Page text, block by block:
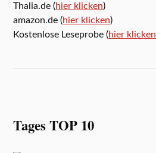
Thalia.de (hier klicken)
amazon.de (hier klicken)
Kostenlose Leseprobe (hier klicken
Tages TOP 10